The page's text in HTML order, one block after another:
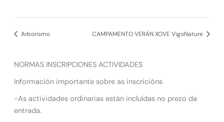
Arborismo CAMPAMENTO VERÁN XOVE VigoNature
NORMAS INSCRIPCIONES ACTIVIDADES
Información importante sobre as inscricións
-As actividades ordinarias están incluídas no prezo da
entrada.